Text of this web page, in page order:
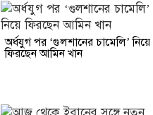
অর্ধযুগ পর ‘গুলশানের চামেলি’ নিয়ে
ফিরছেন আমিন খান